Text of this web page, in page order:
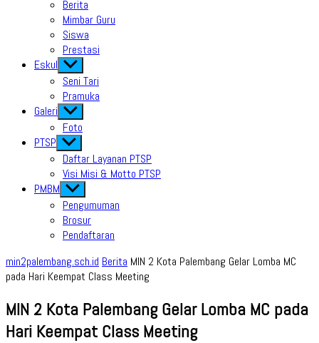
menu
Berita
Mimbar Guru
Siswa
Prestasi
Eskul Show
sub
menu
Seni Tari
Pramuka
Galeri Show
sub
menu
Foto
PTSP Show
sub
menu
Daftar Layanan PTSP
Visi Misi & Motto PTSP
PMBM Show
sub
menu
Pengumuman
Brosur
Pendaftaran
min2palembang.sch.id Berita MIN 2 Kota Palembang Gelar Lomba MC
pada Hari Keempat Class Meeting
MIN 2 Kota Palembang Gelar Lomba MC pada
Hari Keempat Class Meeting